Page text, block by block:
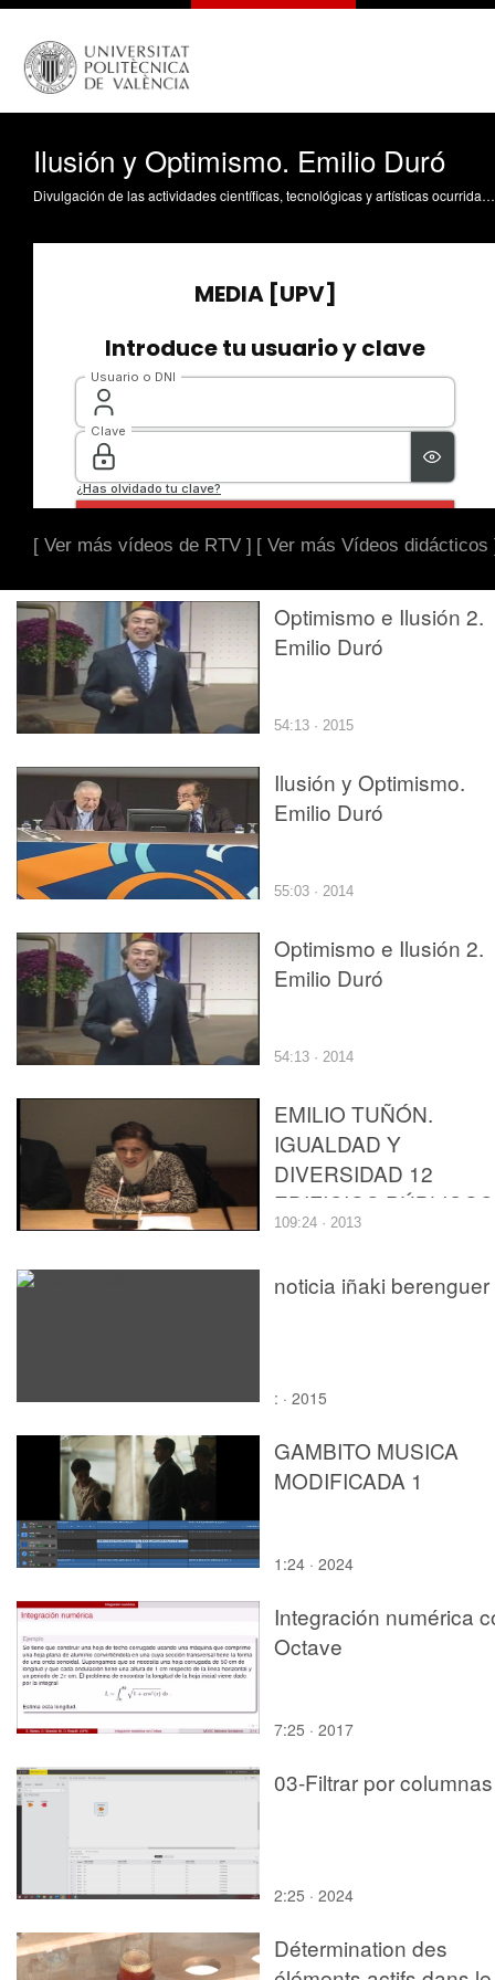
Ilusión y Optimismo. Emilio Duró
Divulgación de las actividades científicas, tecnológicas y artísticas ocurridas en los tres campus de la UPV
[ Ver más vídeos de RTV ] [ Ver más Vídeos didácticos
Optimismo e Ilusión 2.
Emilio Duró
54:13 · 2015
Ilusión y Optimismo.
Emilio Duró
55:03 · 2014
Optimismo e Ilusión 2.
Emilio Duró
54:13 · 2014
EMILIO TUÑÓN.
IGUALDAD Y
DIVERSIDAD 12
EDIFICIOS PÚBLICOS
DE
109:24 · 2013
noticia iñaki berenguer
: · 2015
GAMBITO MUSICA
MODIFICADA 1
1:24 · 2024
Integración numérica
Octave
7:25 · 2017
03-Filtrar por columnas
2:25 · 2024
Détermination des